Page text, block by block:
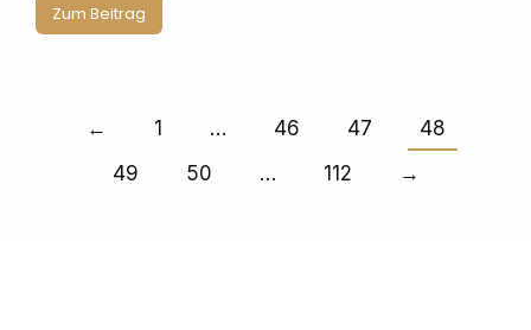
Zum Beitrag
← 1 … 46 47
48
49
50 … 112 →